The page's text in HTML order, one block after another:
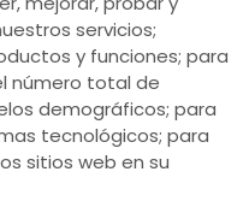
servicios;
y funciones; para
número total de
demográficos; para
tecnológicos; para
sitios web en su